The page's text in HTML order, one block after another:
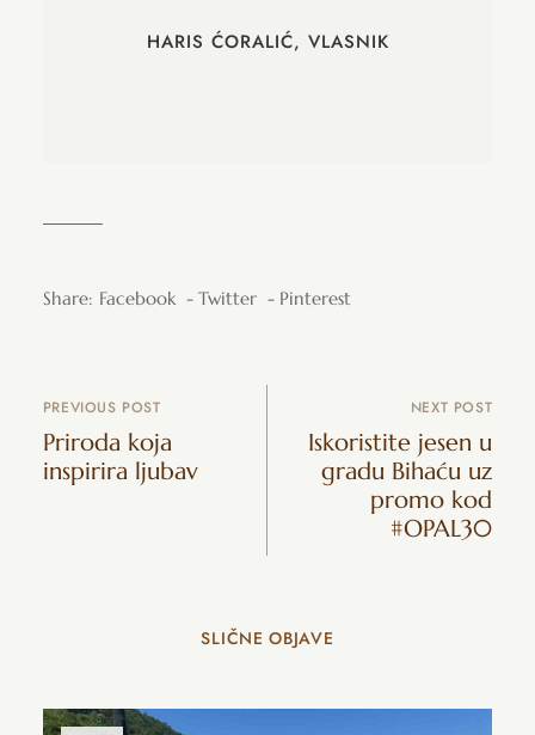
HARIS ĆORALIĆ, VLASNIK
Share: Facebook Twitter Pinterest
PREVIOUS POST
Priroda koja
inspirira ljubav
NEXT POST
Iskoristite jesen u
gradu Bihaću uz
promo kod
#OPAL30
SLIČNE OBJAVE